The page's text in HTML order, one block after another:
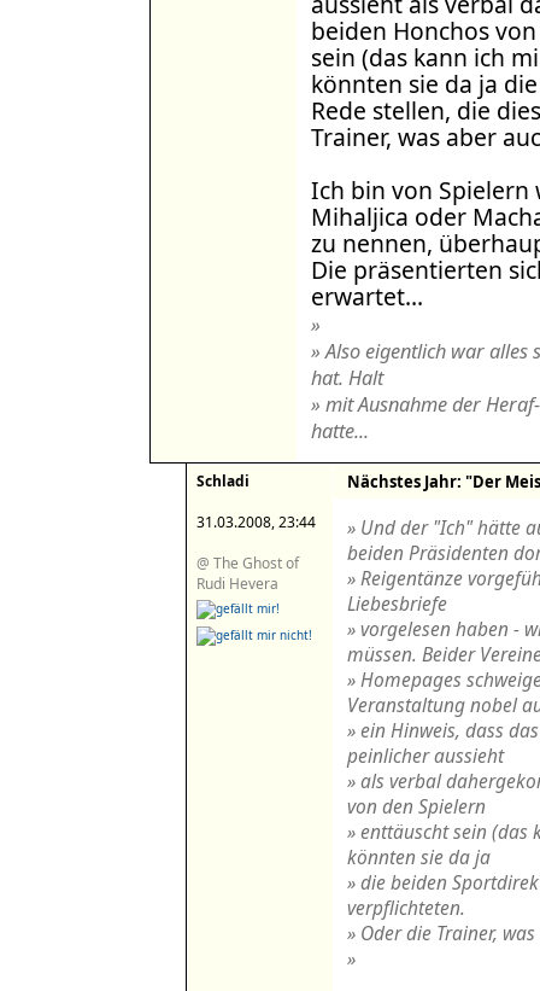
beiden Honchos
sein (das kann ich
könnten sie da ja
Rede stellen, die
Trainer, was aber
Ich bin von Spielern
Mihaljica oder
zu nennen,
Die präsentierten
erwartet...
»
» Also eigentlich war alles
hat. Halt
» mit Ausnahme der
hatte...
Schladi
31.03.2008, 23:44
@ The Ghost of
Rudi Hevera
Nächstes Jahr: "Der
» Und der "Ich" hätte
beiden Präsidenten
» Reigentänze
Liebesbriefe
» vorgelesen haben -
müssen. Beider
» Homepages
Veranstaltung nobel
» ein Hinweis, dass
peinlicher aussieht
» als verbal
von den Spielern
» enttäuscht sein
könnten sie da ja
» die beiden
verpflichteten.
» Oder die Trainer,
»